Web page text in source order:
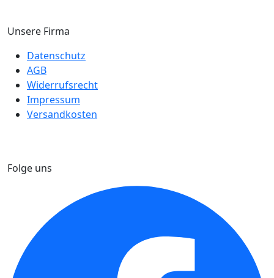
Unsere Firma
Datenschutz
AGB
Widerrufsrecht
Impressum
Versandkosten
Folge uns